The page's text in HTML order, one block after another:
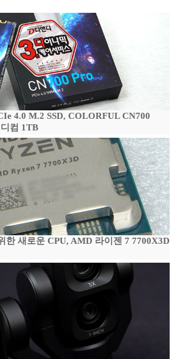
4.0 M.2 SSD, COLORFUL CN700
컴 1TB
한 새로운 CPU, AMD 라이젠 7 7700X3D